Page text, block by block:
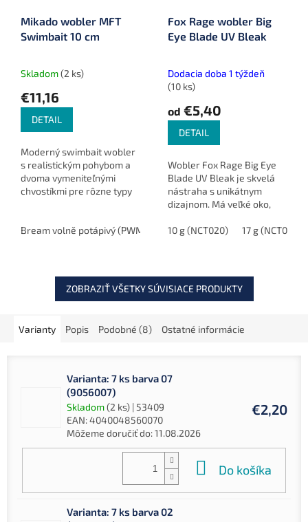
Mikado wobler MFT
Swimbait 10 cm
Skladom(2 ks)
€11,16
DETAIL
Moderný swimbait wobler
s realistickým pohybom a
dvoma vymeniteľnými
chvostíkmi pre rôzne typy
efektívne vedenie tesne
Bream volně potápivý (PWMS-10-BM) Blue Roach volně
Fox Rage wobler Big
Eye Blade UV Bleak
Dodacia doba 1 týždeň
(10 ks)
od €5,40
DETAIL
Wobler Fox Rage Big Eye
Blade UV Bleak je skvelá
nástraha s unikátnym
dizajnom. Má veľké oko,
priťahuje ich pozornosť. S
10 g (NCT020) 17 g (NCT024)
ZOBRAZIŤ VŠETKY SÚVISIACE PRODUKTY
Varianty Popis Podobné (8) Ostatné informácie
Varianta: 7 ks barva 07
(9056007)
Skladom(2 ks) | 53409
EAN:4040048560070
Môžeme doručiť do:11.08.2026
€2,20
Do košíka
Varianta: 7 ks barva 02